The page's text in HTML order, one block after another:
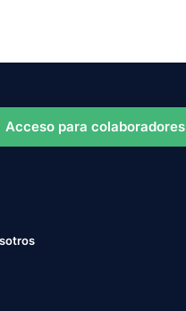
Acceso para colaboradores